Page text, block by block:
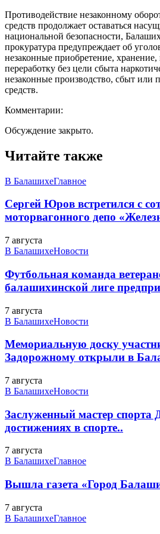
Противодействие незаконному
средств продолжает оставаться
национальной безопасности,
прокуратура предупреждает об
незаконные приобретение, хранение,
переработку без цели сбыта
незаконные производство, сбыт или
средств.
Комментарии:
Обсуждение закрыто.
Читайте также
В БалашихеГлавное
Сергей Юров встретился с
моторвагонного депо
7 августа
В БалашихеНовости
Футбольная команда
балашихинской лиге
7 августа
В БалашихеНовости
Мемориальную доску
Задорожному открыли в
7 августа
В БалашихеНовости
Заслуженный мастер спорта
достижениях в спорте..
7 августа
В БалашихеГлавное
Вышла газета «Город
7 августа
В БалашихеГлавное